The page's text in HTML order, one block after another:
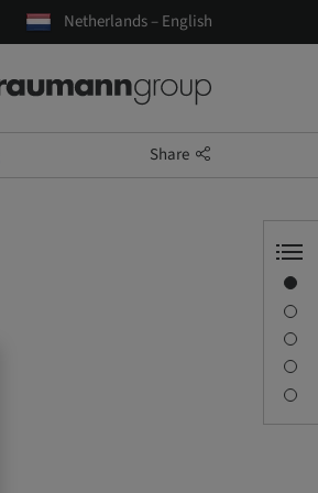
Netherlands – English
Relatori: Arturo Robertazzi - Jacek
Share